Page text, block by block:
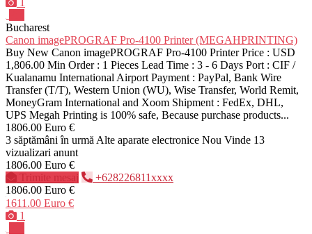
1
Bucharest
Canon imagePROGRAF Pro-4100 Printer (MEGAHPRINTING)
Buy New Canon imagePROGRAF Pro-4100 Printer Price : USD
1,806.00 Min Order : 1 Pieces Lead Time : 3 - 6 Days Port : CIF /
Kualanamu International Airport Payment : PayPal, Bank Wire
Transfer (T/T), Western Union (WU), Wise Transfer, World Remit,
MoneyGram International and Xoom Shipment : FedEx, DHL,
UPS Megah Printing is 100% safe, Because purchase products...
1806.00 Euro €
3 săptămâni în urmă Alte aparate electronice Nou Vinde 13
vizualizari anunt
1806.00 Euro €
Trimite mesaj
+628226811xxxx
1806.00 Euro €
1611.00 Euro €
1